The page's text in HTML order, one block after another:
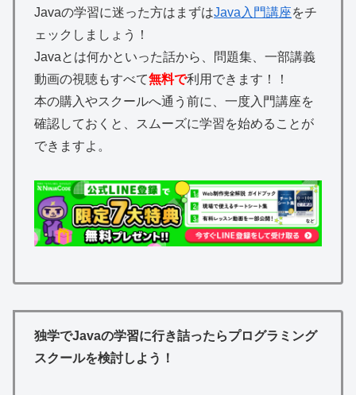
Javaの学習に迷った方はまずはJava入門講座をチ
ェックしましょう！
Javaとは何かといった話から、問題集、一部講義
動画の視聴もすべて無料で利用できます！！
本の購入やスクールへ通う前に、一度入門講座を
確認しておくと、スムーズに学習を始めることが
できますよ。
独学でJavaの学習に行き詰ったらプログラミング
スクールを検討しよう！